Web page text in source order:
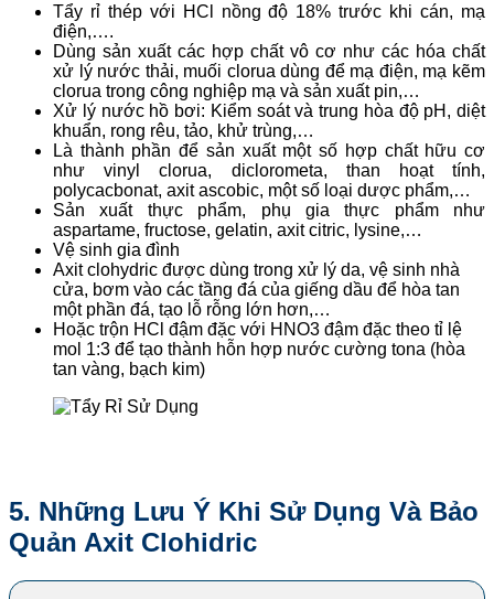
Tẩy rỉ thép với HCl nồng độ 18% trước khi cán, mạ
điện,….
Dùng sản xuất các hợp chất vô cơ như các hóa chất
xử lý nước thải, muối clorua dùng để mạ điện, mạ kẽm
clorua trong công nghiệp mạ và sản xuất pin,…
Xử lý nước hồ bơi: Kiểm soát và trung hòa độ pH, diệt
khuẩn, rong rêu, tảo, khử trùng,…
Là thành phần để sản xuất một số hợp chất hữu cơ
như vinyl clorua, diclorometa, than hoạt tính,
polycacbonat, axit ascobic, một số loại dược phẩm,…
Sản xuất thực phẩm, phụ gia thực phẩm như
aspartame, fructose, gelatin, axit citric, lysine,…
Vệ sinh gia đình
Axit clohydric được dùng trong xử lý da, vệ sinh nhà
cửa, bơm vào các tầng đá của giếng dầu để hòa tan
một phần đá, tạo lỗ rỗng lớn hơn,…
Hoặc trộn HCl đậm đặc với HNO3 đậm đặc theo tỉ lệ
mol 1:3 để tạo thành hỗn hợp nước cường tona (hòa
tan vàng, bạch kim)
5. Những Lưu Ý Khi Sử Dụng Và Bảo
Quản Axit Clohidric